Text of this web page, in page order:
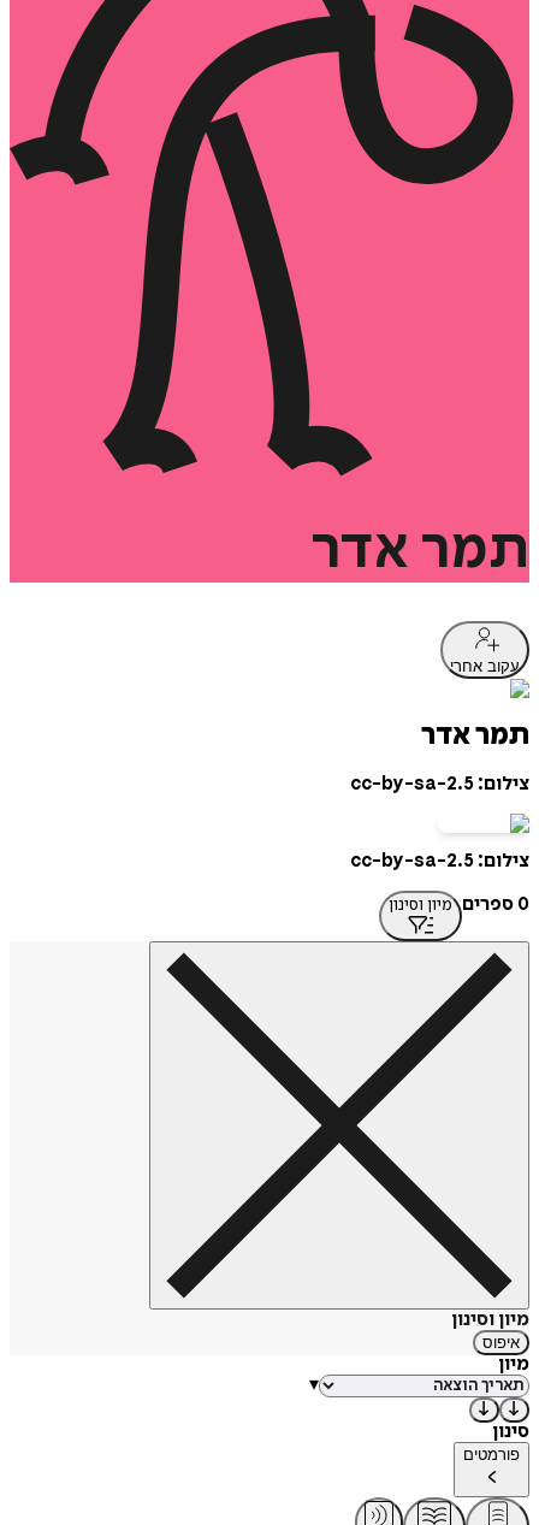
תמר אדר
עקוב אחרי
תמר אדר
צילום: cc-by-sa-2.5
צילום: cc-by-sa-2.5
0 ספרים
מיון וסינון
מיון וסינון
איפוס
מיון
▾
סינון
פורמטים